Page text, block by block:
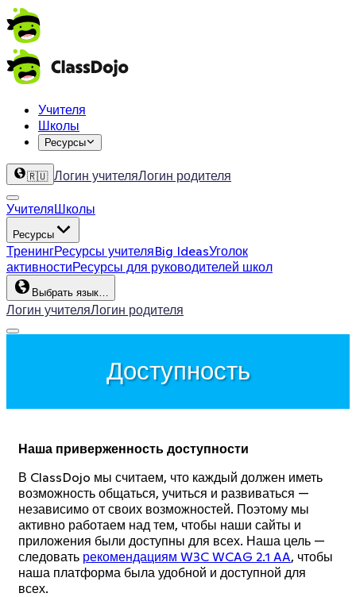
Учителя
Школы
Ресурсы
🇷🇺 Логин учителяЛогин родителя
УчителяШколы
Ресурсы
ТренингРесурсы учителяBig IdeasУголок
активностиРесурсы для руководителей школ
Выбрать язык…
Логин учителяЛогин родителя
Доступность
Наша приверженность доступности
В ClassDojo мы считаем, что каждый должен иметь
возможность общаться, учиться и развиваться —
независимо от своих возможностей. Поэтому мы
активно работаем над тем, чтобы наши сайты и
приложения были доступны для всех. Наша цель —
следовать рекомендациям W3C WCAG 2.1 AA, чтобы
наша платформа была удобной и доступной для
всех.